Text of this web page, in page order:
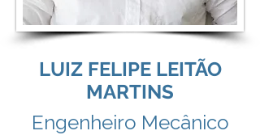
LUIZ FELIPE LEITÃO
MARTINS
Engenheiro Mecânico